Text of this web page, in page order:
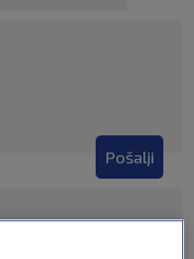
Pošalji